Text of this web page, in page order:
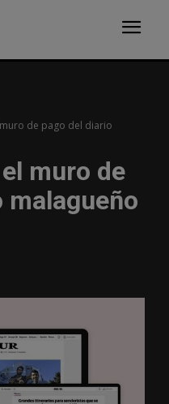
muro de pago del diario
muro de
malagueño